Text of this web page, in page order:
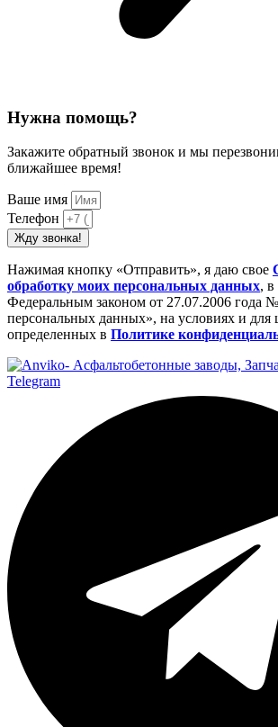
Нужна помощь?
Закажите обратный звонок и мы
ближайшее время!
Ваше имя
Телефон
Жду звонка!
Нажимая кнопку «Отправить», я даю свое
обработку моих персональных данных, в
Федеральным законом от 27.07.2006 года
персональных данных», на условиях и для
определенных в Политике
Telegram